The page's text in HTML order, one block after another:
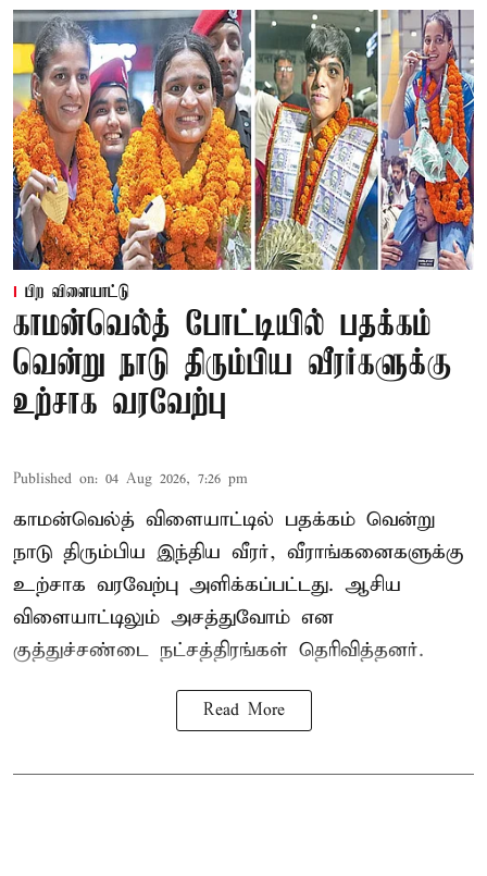
பிற விளையாட்டு
காமன்வெல்த் போட்டியில் பதக்கம்
வென்று நாடு திரும்பிய வீரர்களுக்கு
உற்சாக வரவேற்பு
Published on: 04 Aug 2026, 7:26 pm
காமன்வெல்த் விளையாட்டில் பதக்கம் வென்று
நாடு திரும்பிய இந்திய வீரர், வீராங்கனைகளுக்கு
உற்சாக வரவேற்பு அளிக்கப்பட்டது. ஆசிய
விளையாட்டிலும் அசத்துவோம் என
குத்துச்சண்டை நட்சத்திரங்கள் தெரிவித்தனர்.
Read More